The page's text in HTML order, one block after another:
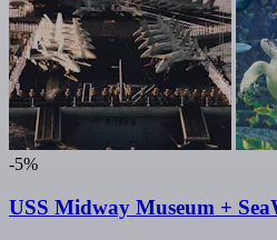
-5%
USS Midway Museum +